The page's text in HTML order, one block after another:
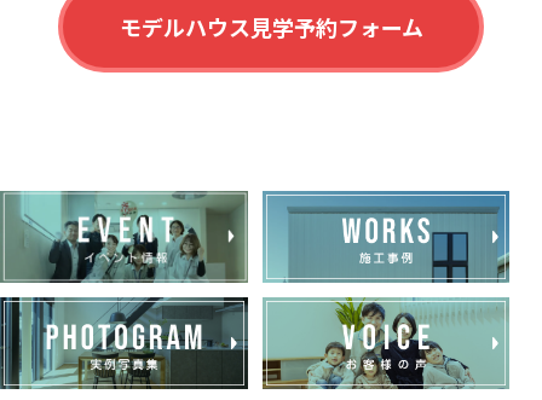
モデルハウス見学予約フォーム